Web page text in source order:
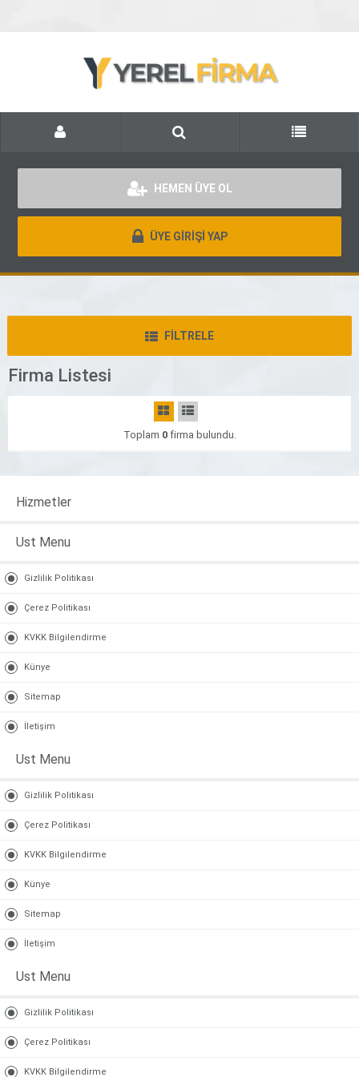
HEMEN ÜYE OL
ÜYE GİRİŞİ YAP
FİLTRELE
Firma Listesi
Toplam 0firma bulundu.
Hizmetler
Ust Menu
Gizlilik Politikası
Çerez Politikası
KVKK Bilgilendirme
Künye
Sitemap
İletişim
Ust Menu
Gizlilik Politikası
Çerez Politikası
KVKK Bilgilendirme
Künye
Sitemap
İletişim
Ust Menu
Gizlilik Politikası
Çerez Politikası
KVKK Bilgilendirme